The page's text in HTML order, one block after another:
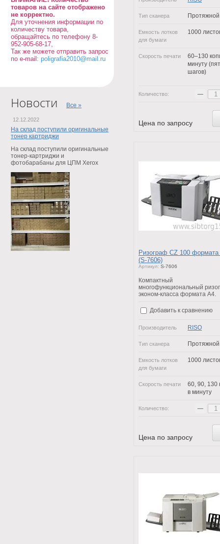
Тип сканера Протяжной
Емкость лотков
для бумаги
1000
Скорость печати
60–130
минуту
шагов)
Количество: −
Цена по запросу
Ризограф CZ 100
(S-7606)
Артикул: S-7606
Компактный
многофункциональный
эконом-класса формата А4.
Добавить к сравнению
Производитель RISO
Тип сканера Протяжной
Емкость лотков
для бумаги
1000
Скорость печати
60, 90, 130
в минуту
Количество: −
Цена по запросу
товаров на сайте отображено
не корректно.
Для уточнения информации по
количеству товара,
обращайтесь по телефону 8-
952-905-68-17,
Так же можете отправить запрос
по e-mail: poligrafia2010@mail.ru
Новости Все »
12.12.2022
На склад поступили оригинальные
тонер картриджи
На склад поступили оригинальные
тонер-картриджи и
фотобарабаны для ЦПМ Xerox